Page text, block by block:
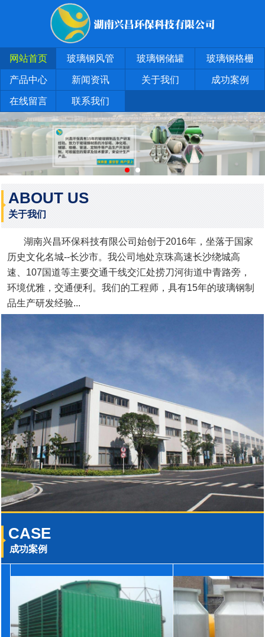
网站首页 玻璃钢风管 玻璃钢储罐 玻璃钢格栅
产品中心 新闻资讯 关于我们 成功案例
在线留言 联系我们
ABOUT US
关于我们
湖南兴昌环保科技有限公司始创于2016年，坐落于国家
历史文化名城--长沙市。我公司地处京珠高速长沙绕城高
速、107国道等主要交通干线交汇处捞刀河街道中青路旁，
环境优雅，交通便利。我们的工程师，具有15年的玻璃钢制
品生产研发经验...
CASE
成功案例